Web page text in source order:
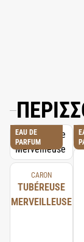
EAU DE
PARFUM
CARON
TUBÉREUSE
MERVEILLEUSE